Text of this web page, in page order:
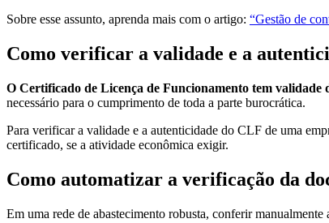
Sobre esse assunto, aprenda mais com o artigo: “Gestão de
Como verificar a validade e a
O Certificado de Licença de Funcionamento tem validade
necessário para o cumprimento de toda a parte burocrática.
Para verificar a validade e a autenticidade do CLF de uma
certificado, se a atividade econômica exigir.
Como automatizar a verificação da
Em uma rede de abastecimento robusta, conferir